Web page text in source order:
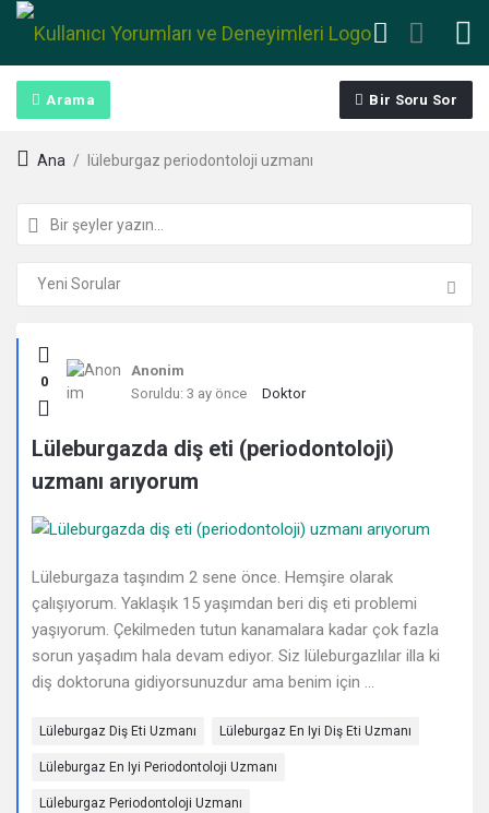
Arama Bir Soru Sor
Ana / lüleburgaz periodontoloji uzmanı
Kullanıcı
Yorumları
ve
Deneyimleri
En
sonuncu
Sorular
0
Anonim
Soruldu: 3 ay önce Doktor
Lüleburgazda diş eti (periodontoloji)
uzmanı arıyorum
Lüleburgaza taşındım 2 sene önce. Hemşire olarak
çalışıyorum. Yaklaşık 15 yaşımdan beri diş eti problemi
yaşıyorum. Çekilmeden tutun kanamalara kadar çok fazla
sorun yaşadım hala devam ediyor. Siz lüleburgazlılar illa ki
diş doktoruna gidiyorsunuzdur ama benim için ...
Lüleburgaz Diş Eti Uzmanı Lüleburgaz En Iyi Diş Eti Uzmanı
Lüleburgaz En Iyi Periodontoloji Uzmanı
Lüleburgaz Periodontoloji Uzmanı